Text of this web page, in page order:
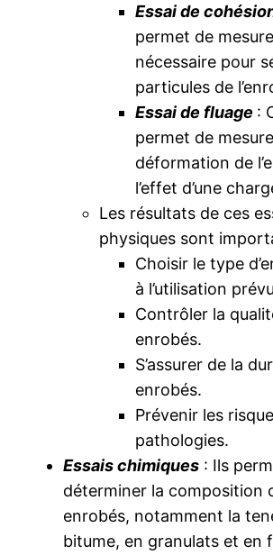
Essai de
permet de
nécessaire pour
particules de
Essai de fluage :
permet de
déformation de
l’effet d’une
Les résultats de ces
physiques sont
Choisir le type
à l’utilisation
Contrôler la
enrobés.
S’assurer de la
enrobés.
Prévenir les
pathologies.
Essais chimiques : Ils
déterminer la composition
enrobés, notamment la
bitume, en granulats et en